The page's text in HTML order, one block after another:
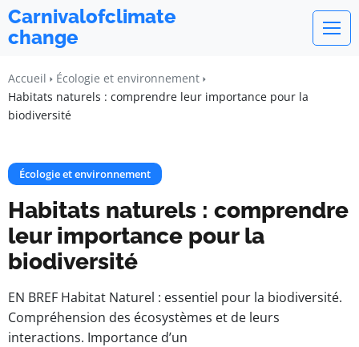
Carnivalofclimate
change
Accueil
Écologie et environnement
Habitats naturels : comprendre leur importance pour la
biodiversité
Écologie et environnement
Habitats naturels : comprendre
leur importance pour la
biodiversité
EN BREF Habitat Naturel : essentiel pour la biodiversité.
Compréhension des écosystèmes et de leurs
interactions. Importance d’un